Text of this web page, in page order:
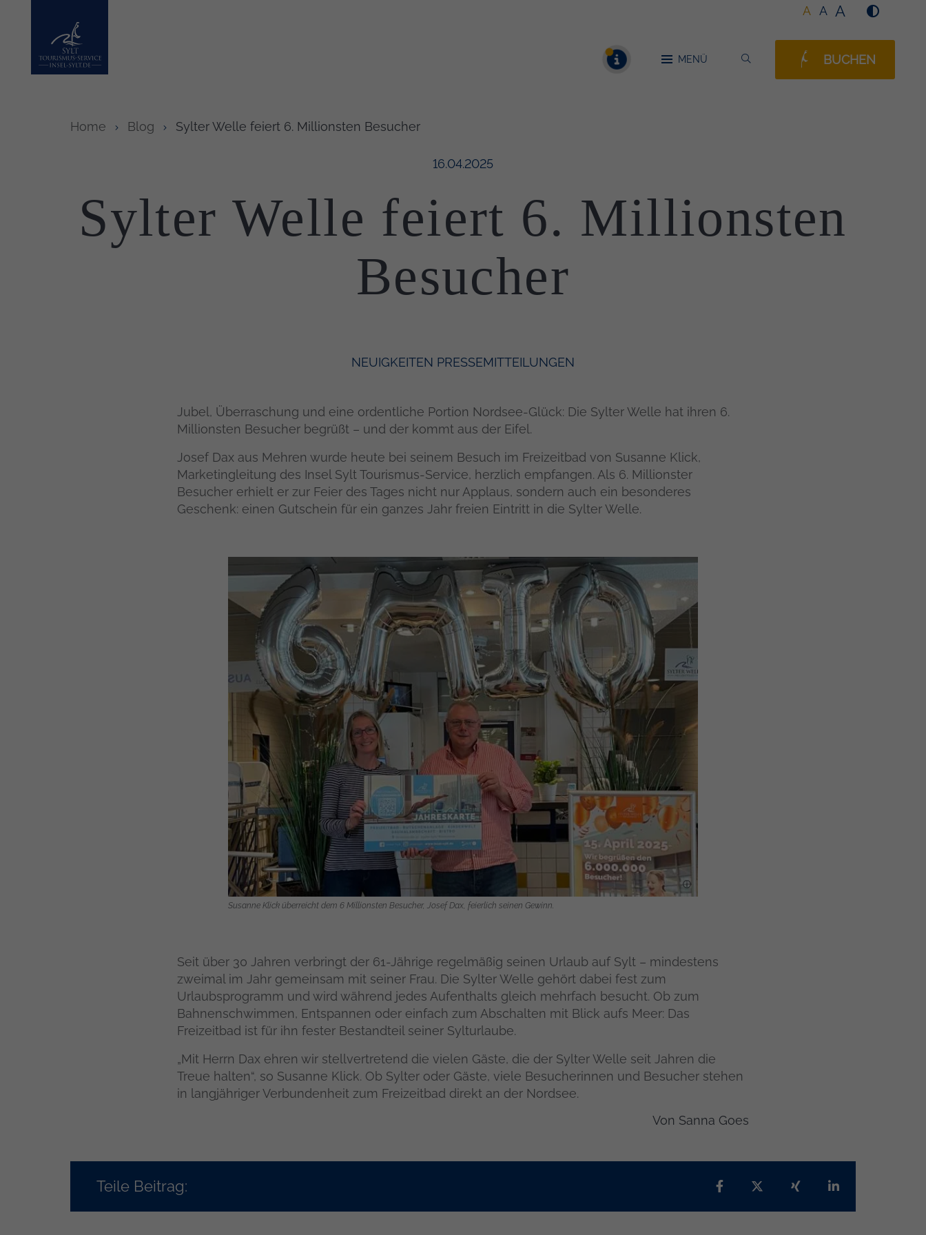
A A A
Insel Sylt MENÜ BUCHEN
Home Blog Sylter Welle feiert 6. Millionsten Besucher
Veröffentlicht am:
16.04.2025
Sylter Welle feiert 6. Millionsten
Besucher
NEUIGKEITEN PRESSEMITTEILUNGEN
Jubel, Überraschung und eine ordentliche Portion Nordsee-Glück: Die Sylter Welle hat ihren 6.
Millionsten Besucher begrüßt – und der kommt aus der Eifel.
Josef Dax aus Mehren wurde heute bei seinem Besuch im Freizeitbad von Susanne Klick,
Marketingleitung des Insel Sylt Tourismus-Service, herzlich empfangen. Als 6. Millionster
Besucher erhielt er zur Feier des Tages nicht nur Applaus, sondern auch ein besonderes
Geschenk: einen Gutschein für ein ganzes Jahr freien Eintritt in die Sylter Welle.
Susanne Klick überreicht dem 6 Millionsten Besucher, Josef Dax, feierlich seinen Gewinn.
Seit über 30 Jahren verbringt der 61-Jährige regelmäßig seinen Urlaub auf Sylt – mindestens
zweimal im Jahr gemeinsam mit seiner Frau. Die Sylter Welle gehört dabei fest zum
Urlaubsprogramm und wird während jedes Aufenthalts gleich mehrfach besucht. Ob zum
Bahnenschwimmen, Entspannen oder einfach zum Abschalten mit Blick aufs Meer: Das
Freizeitbad ist für ihn fester Bestandteil seiner Sylturlaube.
„Mit Herrn Dax ehren wir stellvertretend die vielen Gäste, die der Sylter Welle seit Jahren die
Treue halten“, so Susanne Klick. Ob Sylter oder Gäste, viele Besucherinnen und Besucher stehen
in langjähriger Verbundenheit zum Freizeitbad direkt an der Nordsee.
Von Sanna Goes
Teile Beitrag: Teilen auf Facebook
Teilen auf XTeilen auf Xing
Teilen auf